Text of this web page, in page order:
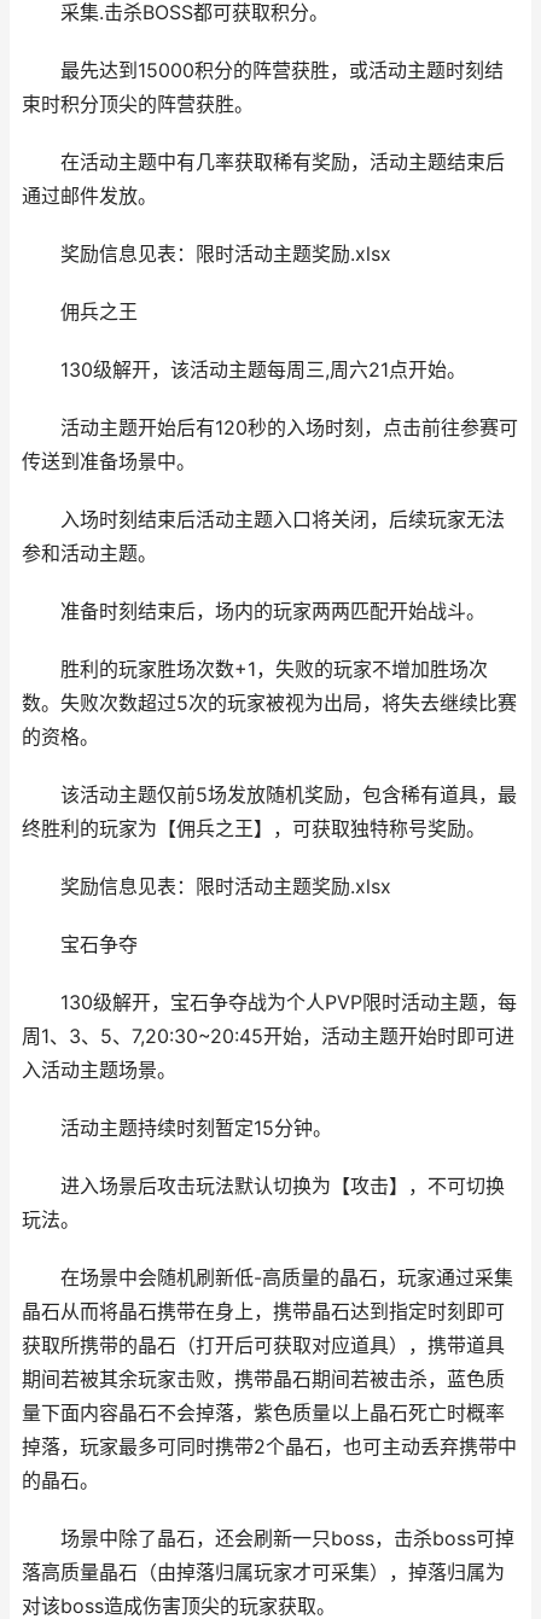
采集.击杀BOSS都可获取积分。
最先达到15000积分的阵营获胜，或活动主题时刻结
束时积分顶尖的阵营获胜。
在活动主题中有几率获取稀有奖励，活动主题结束后
通过邮件发放。
奖励信息见表：限时活动主题奖励.xlsx
佣兵之王
130级解开，该活动主题每周三,周六21点开始。
活动主题开始后有120秒的入场时刻，点击前往参赛可
传送到准备场景中。
入场时刻结束后活动主题入口将关闭，后续玩家无法
参和活动主题。
准备时刻结束后，场内的玩家两两匹配开始战斗。
胜利的玩家胜场次数+1，失败的玩家不增加胜场次
数。失败次数超过5次的玩家被视为出局，将失去继续比赛
的资格。
该活动主题仅前5场发放随机奖励，包含稀有道具，最
终胜利的玩家为【佣兵之王】，可获取独特称号奖励。
奖励信息见表：限时活动主题奖励.xlsx
宝石争夺
130级解开，宝石争夺战为个人PVP限时活动主题，每
周1、3、5、7,20:30~20:45开始，活动主题开始时即可进
入活动主题场景。
活动主题持续时刻暂定15分钟。
进入场景后攻击玩法默认切换为【攻击】，不可切换
玩法。
在场景中会随机刷新低-高质量的晶石，玩家通过采集
晶石从而将晶石携带在身上，携带晶石达到指定时刻即可
获取所携带的晶石（打开后可获取对应道具），携带道具
期间若被其余玩家击败，携带晶石期间若被击杀，蓝色质
量下面内容晶石不会掉落，紫色质量以上晶石死亡时概率
掉落，玩家最多可同时携带2个晶石，也可主动丢弃携带中
的晶石。
场景中除了晶石，还会刷新一只boss，击杀boss可掉
落高质量晶石（由掉落归属玩家才可采集），掉落归属为
对该boss造成伤害顶尖的玩家获取。